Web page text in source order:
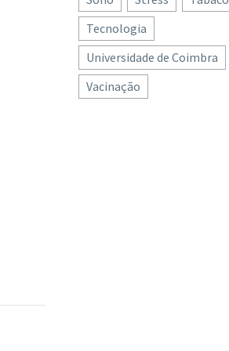
Tecnologia
Universidade de Coimbra
Vacinação